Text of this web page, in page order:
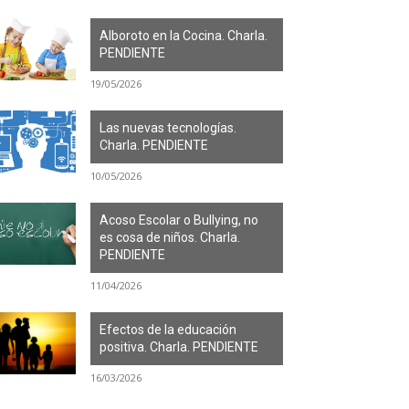
Alboroto en la Cocina. Charla.
PENDIENTE
19/05/2026
Las nuevas tecnologías.
Charla. PENDIENTE
10/05/2026
Acoso Escolar o Bullying, no
es cosa de niños. Charla.
PENDIENTE
11/04/2026
Efectos de la educación
positiva. Charla. PENDIENTE
16/03/2026